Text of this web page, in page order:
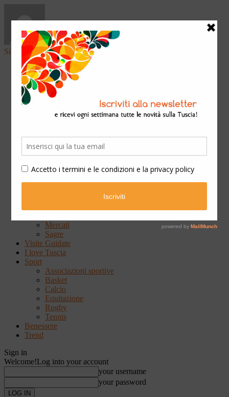
Sign in
Home
Arte & Cultura
Classica
Convegni
Libri
Qui Ateneo
Scuola e Formazione
Cinema
Mercati
Sagre
Visite Guidate
I love Tuscia
Sport
Associazioni sportive
Basket
Calcio
Equitazione
Rugby
Tennis
Benessere
Trend
Sign in
Welcome!Log into your account
your username
your password